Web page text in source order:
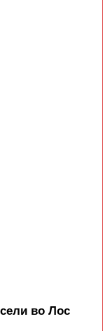
во Лос